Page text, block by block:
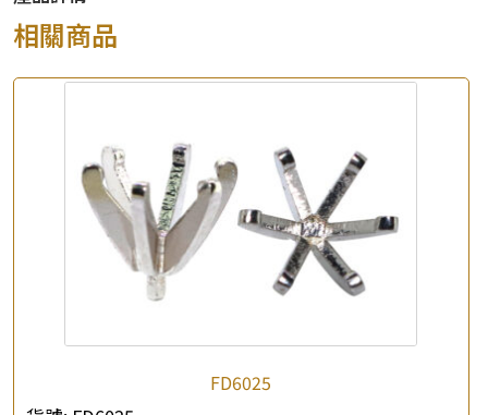
*你的名字
相關商品
FD6025